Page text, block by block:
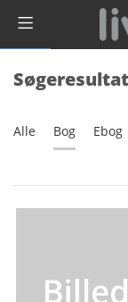
Alle Bog Ebog